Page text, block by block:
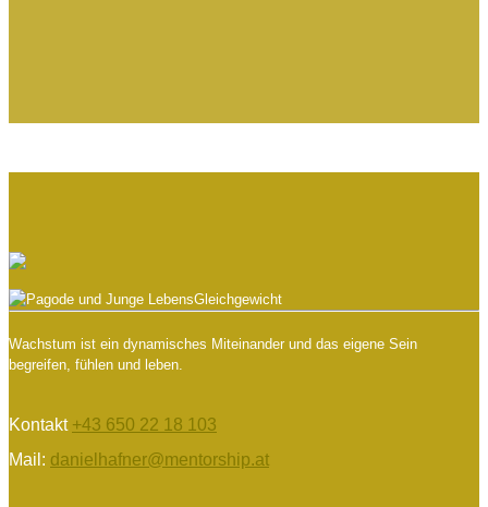
Wachstum ist ein dynamisches Miteinander und das eigene Sein
begreifen, fühlen und leben.
Kontakt +43 650 22 18 103
Mail: danielhafner@mentorship.at